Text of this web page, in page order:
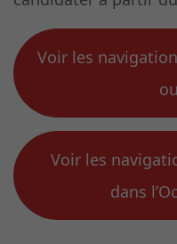
Voir les
Voir les
dans